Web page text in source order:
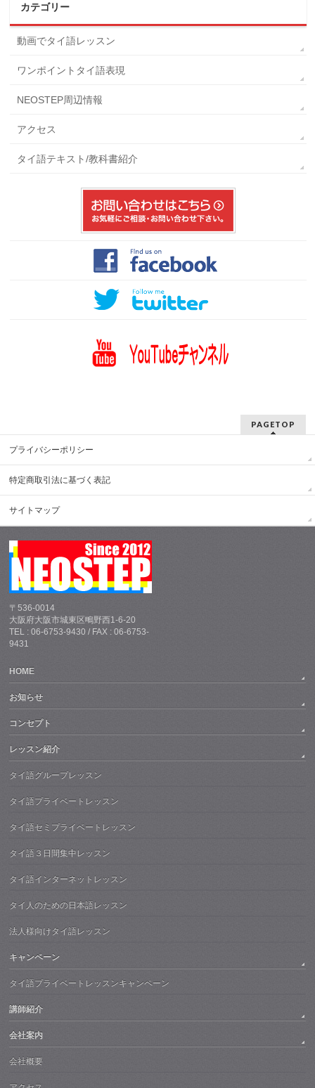
カテゴリー
動画でタイ語レッスン
ワンポイントタイ語表現
NEOSTEP周辺情報
アクセス
タイ語テキスト/教科書紹介
PAGETOP
プライバシーポリシー
特定商取引法に基づく表記
サイトマップ
〒536-0014
大阪府大阪市城東区鴫野西1-6-20
TEL : 06-6753-9430 / FAX : 06-6753-
9431
HOME
お知らせ
コンセプト
レッスン紹介
タイ語グループレッスン
タイ語プライベートレッスン
タイ語セミプライベートレッスン
タイ語３日間集中レッスン
タイ語インターネットレッスン
タイ人のための日本語レッスン
法人様向けタイ語レッスン
キャンペーン
タイ語プライベートレッスンキャンペーン
講師紹介
会社案内
会社概要